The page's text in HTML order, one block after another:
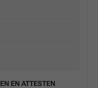
EN ATTESTEN